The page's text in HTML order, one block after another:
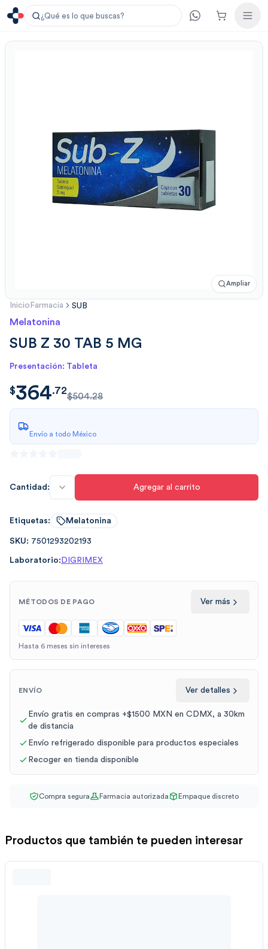
¿Qué es lo que buscas?
Ampliar
Inicio Farmacia SUB
Melatonina
SUB Z 30 TAB 5 MG
Presentación: Tableta
$364.7259
$364.72
$504.28
Envío a todo México
Cantidad: Agregar al carrito
Etiquetas: Melatonina
SKU: 7501293202193
Laboratorio: DIGRIMEX
MÉTODOS DE PAGO Ver más
Hasta 6 meses sin intereses
ENVÍO Ver detalles
Envío gratis en compras +$1500 MXN en CDMX, a 30km
de distancia
Envío refrigerado disponible para productos especiales
Recoger en tienda disponible
Compra segura Farmacia autorizada Empaque discreto
Productos que también te pueden interesar